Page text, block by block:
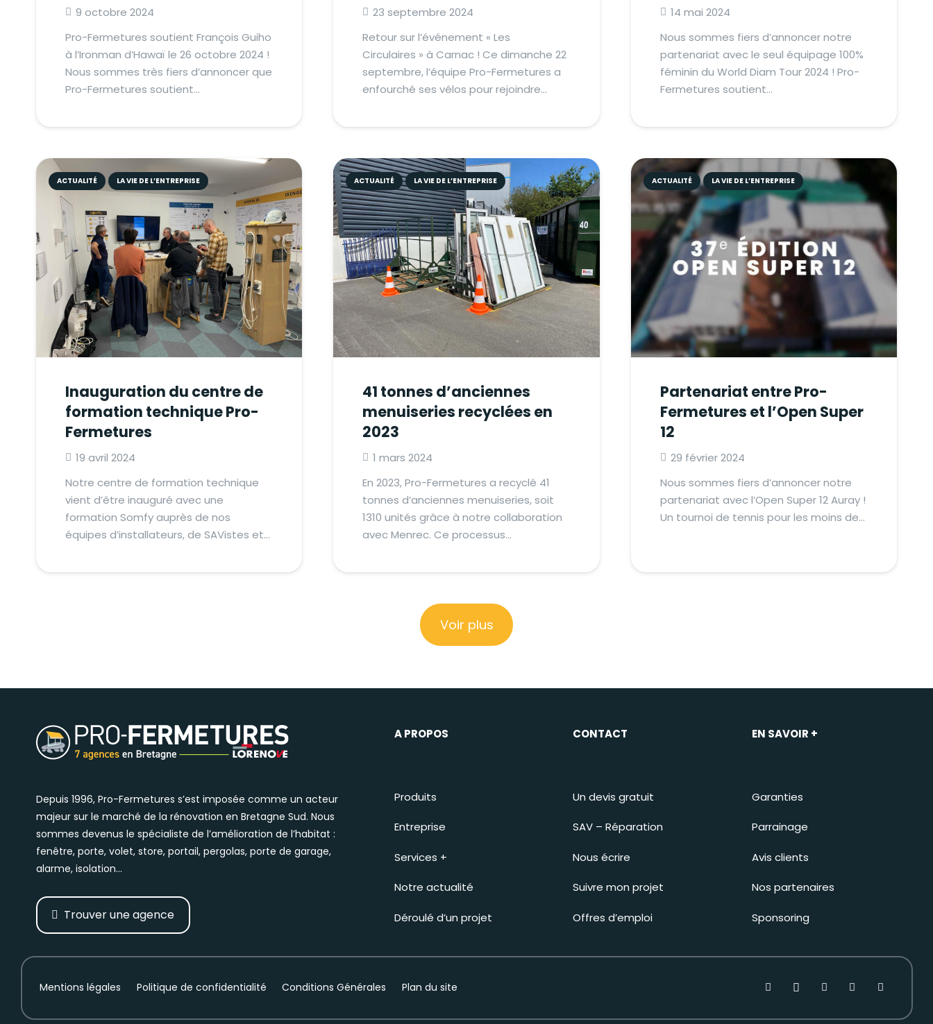
9 octobre 2024
Pro-Fermetures soutient François Guiho
à l’Ironman d’Hawaï le 26 octobre 2024 !
Nous sommes très fiers d’annoncer que
Pro-Fermetures soutient…
23 septembre 2024
Retour sur l’événement « Les
Circulaires » à Carnac ! Ce dimanche 22
septembre, l’équipe Pro-Fermetures a
enfourché ses vélos pour rejoindre…
14 mai 2024
Nous sommes fiers d’annoncer notre
partenariat avec le seul équipage 100%
féminin du World Diam Tour 2024 ! Pro-
Fermetures soutient…
ACTUALITÉ LA VIE DE L’ENTREPRISE
Inauguration du centre de
formation technique Pro-
Fermetures
19 avril 2024
Notre centre de formation technique
vient d’être inauguré avec une
formation Somfy auprès de nos
équipes d’installateurs, de SAVistes et…
ACTUALITÉ LA VIE DE L’ENTREPRISE
41 tonnes d’anciennes
menuiseries recyclées en
2023
1 mars 2024
En 2023, Pro-Fermetures a recyclé 41
tonnes d’anciennes menuiseries, soit
1310 unités grâce à notre collaboration
avec Menrec. Ce processus…
ACTUALITÉ LA VIE DE L’ENTREPRISE
Partenariat entre Pro-
Fermetures et l’Open Super
12
29 février 2024
Nous sommes fiers d’annoncer notre
partenariat avec l’Open Super 12 Auray !
Un tournoi de tennis pour les moins de…
Voir plus
Depuis 1996, Pro-Fermetures s’est imposée comme un acteur
majeur sur le marché de la rénovation en Bretagne Sud. Nous
sommes devenus le spécialiste de l’amélioration de l’habitat :
fenêtre, porte, volet, store, portail, pergolas, porte de garage,
alarme, isolation…
Trouver une agence
A PROPOS
Produits
Entreprise
Services +
Notre actualité
Déroulé d’un projet
CONTACT
Un devis gratuit
SAV – Réparation
Nous écrire
Suivre mon projet
Offres d’emploi
EN SAVOIR +
Garanties
Parrainage
Avis clients
Nos partenaires
Sponsoring
Mentions légales Politique de confidentialité Conditions Générales Plan du site